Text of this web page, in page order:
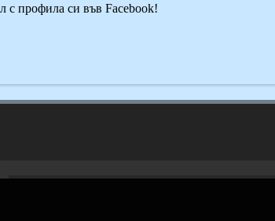
с профила си във Facebook!